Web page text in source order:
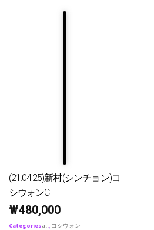
(21.04.25)新村(シンチョン)コ
シウォンC
₩480,000
Categoriesall, コシウォン